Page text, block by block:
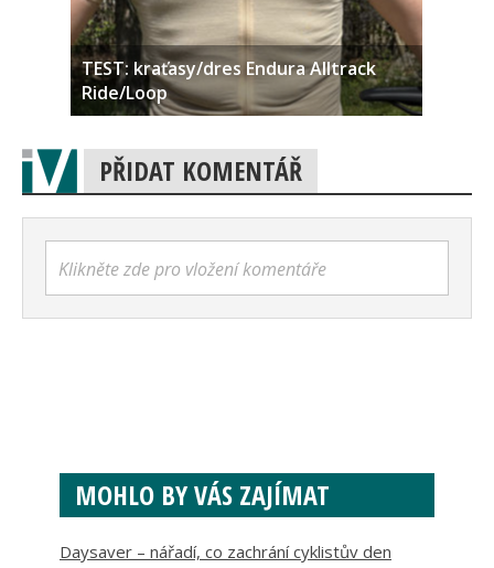
TEST: kraťasy/dres Endura Alltrack
Ride/Loop
PŘIDAT KOMENTÁŘ
Klikněte zde pro vložení komentáře
MOHLO BY VÁS ZAJÍMAT
Daysaver – nářadí, co zachrání cyklistův den